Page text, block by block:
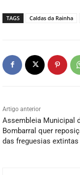
TAGS Caldas da Rainha
Artigo anterior
Assembleia Municipal
Bombarral quer
das freguesias extintas